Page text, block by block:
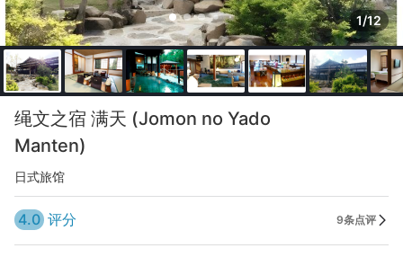
1/12
绳文之宿 满天 (Jomon no Yado
Manten)
日式旅馆
4.0 评分 9条点评